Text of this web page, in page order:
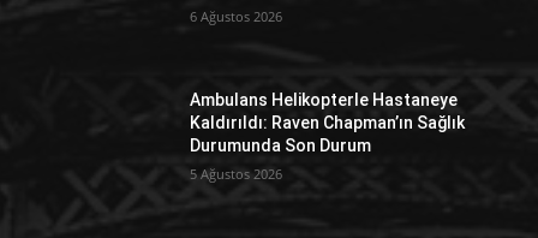
6 Ağustos 2026
Ambulans Helikopterle Hastaneye
Kaldırıldı: Raven Chapman’ın Sağlık
Durumunda Son Durum
5 Ağustos 2026